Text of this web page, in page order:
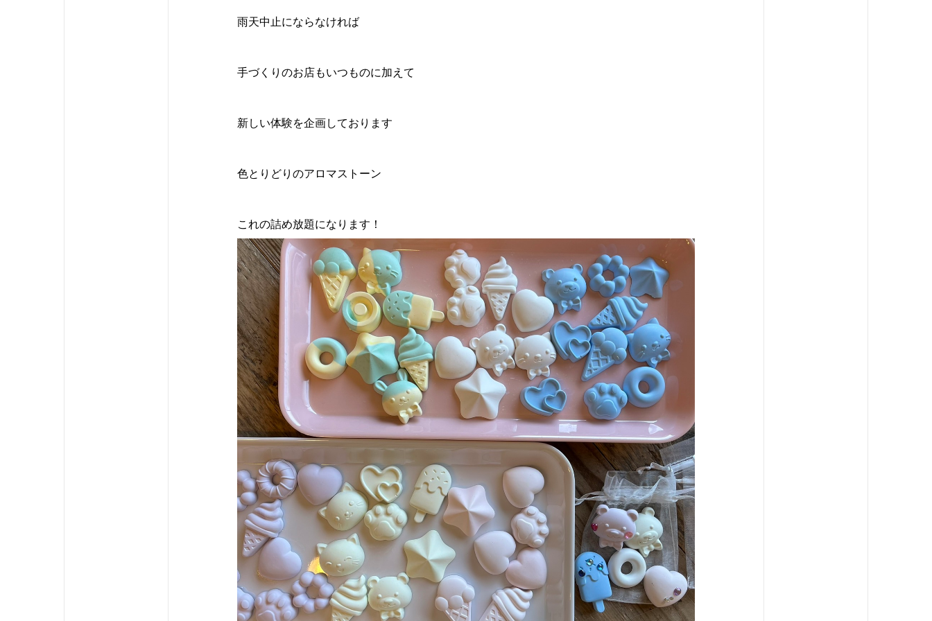
雨天中止にならなければ
手づくりのお店もいつものに加えて
新しい体験を企画しております
色とりどりのアロマストーン
これの詰め放題になります！